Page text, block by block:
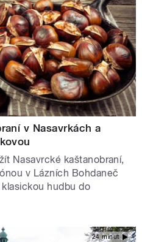
v Nasavrkách a
Nasavrcké kaštanobraní,
v Lázních Bohdaneč
hudbu do
24 minut